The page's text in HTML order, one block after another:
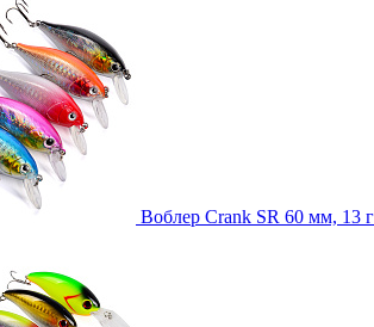
Воблер Crank SR 60 мм, 13